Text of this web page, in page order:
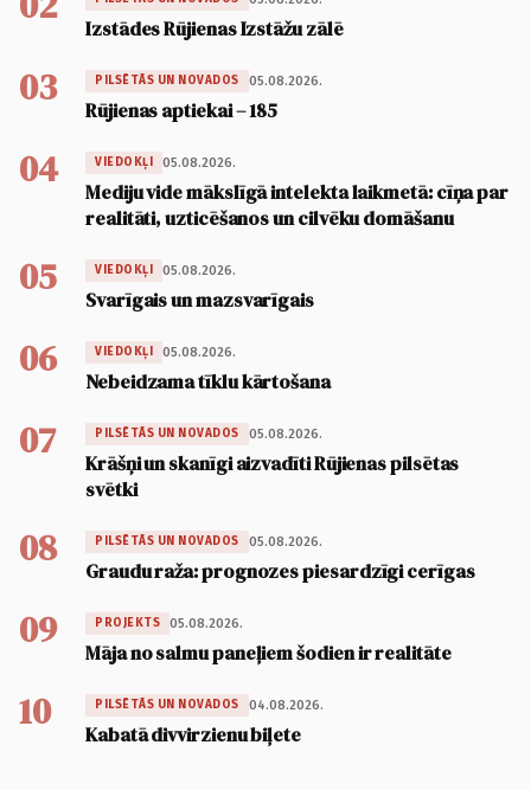
Izstādes Rūjienas Izstāžu zālē
03 PILSĒTĀS UN NOVADOS 05.08.2026.
Rūjienas aptiekai – 185
04 VIEDOKĻI 05.08.2026.
Mediju vide mākslīgā intelekta laikmetā: cīņa par
realitāti, uzticēšanos un cilvēku domāšanu
05 VIEDOKĻI 05.08.2026.
Svarīgais un mazsvarīgais
06 VIEDOKĻI 05.08.2026.
Nebeidzama tīklu kārtošana
07 PILSĒTĀS UN NOVADOS 05.08.2026.
Krāšņi un skanīgi aizvadīti Rūjienas pilsētas
svētki
08 PILSĒTĀS UN NOVADOS 05.08.2026.
Graudu raža: prognozes piesardzīgi cerīgas
09 PROJEKTS 05.08.2026.
Māja no salmu paneļiem šodien ir realitāte
10 PILSĒTĀS UN NOVADOS 04.08.2026.
Kabatā divvirzienu biļete